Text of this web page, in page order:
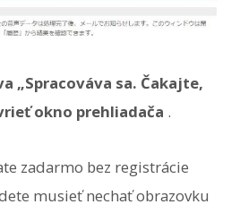
„Spracováva sa. Čakajte,
okno prehliadača .
zadarmo bez registrácie
musieť nechať obrazovku